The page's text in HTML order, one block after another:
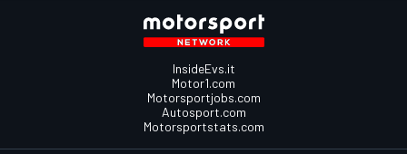
InsideEvs.it
Motor1.com
Motorsportjobs.com
Autosport.com
Motorsportstats.com